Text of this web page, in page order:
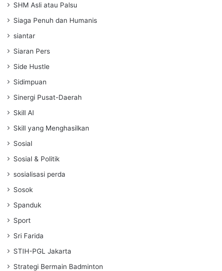
SHM Asli atau Palsu
Siaga Penuh dan Humanis
siantar
Siaran Pers
Side Hustle
Sidimpuan
Sinergi Pusat-Daerah
Skill AI
Skill yang Menghasilkan
Sosial
Sosial & Politik
sosialisasi perda
Sosok
Spanduk
Sport
Sri Farida
STIH-PGL Jakarta
Strategi Bermain Badminton